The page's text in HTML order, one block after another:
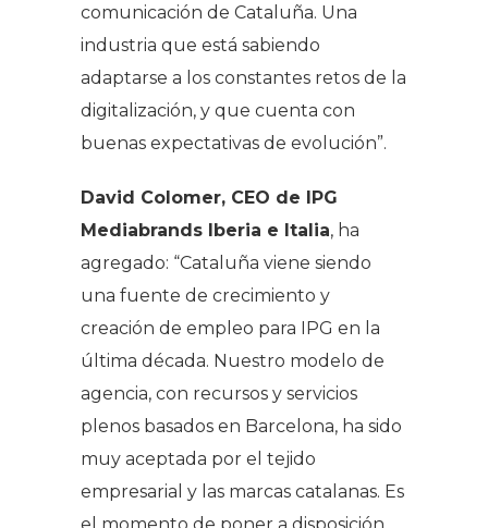
comunicación de Cataluña. Una
industria que está sabiendo
adaptarse a los constantes retos de la
digitalización, y que cuenta con
buenas expectativas de evolución”.
David Colomer, CEO de IPG
Mediabrands Iberia e Italia, ha
agregado: “Cataluña viene siendo
una fuente de crecimiento y
creación de empleo para IPG en la
última década. Nuestro modelo de
agencia, con recursos y servicios
plenos basados en Barcelona, ha sido
muy aceptada por el tejido
empresarial y las marcas catalanas. Es